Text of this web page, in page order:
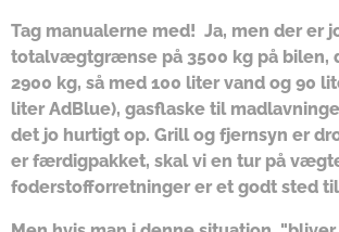
Tag manualerne med! Ja, men der er
totalvægtgrænse på 3500 kg på bilen,
2900 kg, så med 100 liter vand og 90
liter AdBlue), gasflaske til
det jo hurtigt op. Grill og fjernsyn er
er færdigpakket, skal vi en tur på
foderstofforretninger er et godt sted